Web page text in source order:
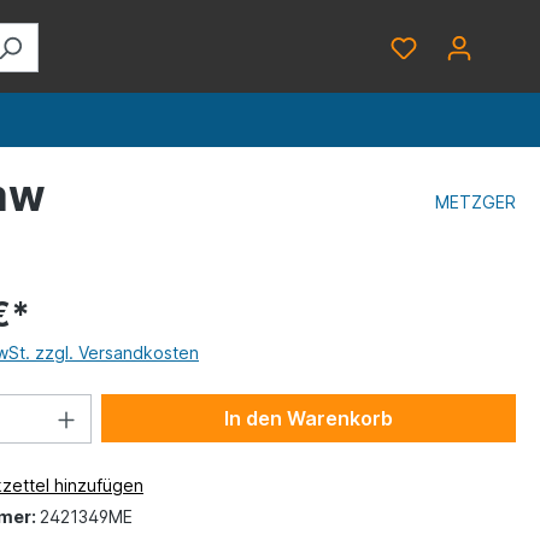
METZGER
zzgl. Versandkosten
In den Warenkorb
hinzufügen
2421349ME